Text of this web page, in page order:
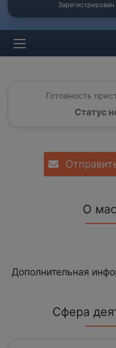
Готовность
Статус
О
Дополнительная
Сфера